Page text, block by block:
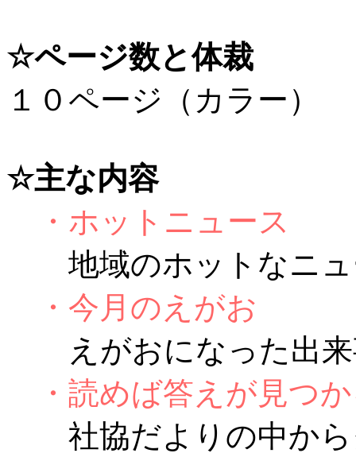
☆ページ数と体裁
１０ページ（カラー）
☆主な内容
・ホットニュース
地域のホットなニュ
・今月のえがお
えがおになった出来
・読めば答えが見つ
社協だよりの中から